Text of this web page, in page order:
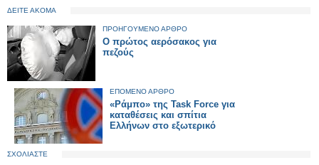
ΔΕΙΤΕ ΑΚΟΜΑ
ΠΡΟΗΓΟΥΜΕΝΟ ΑΡΘΡΟ
O πρώτος αερόσακος για
πεζούς
ΕΠΟΜΕΝΟ ΑΡΘΡΟ
«Ράμπο» της Task Force για
καταθέσεις και σπίτια
Ελλήνων στο εξωτερικό
ΣΧΟΛΙΑΣΤΕ